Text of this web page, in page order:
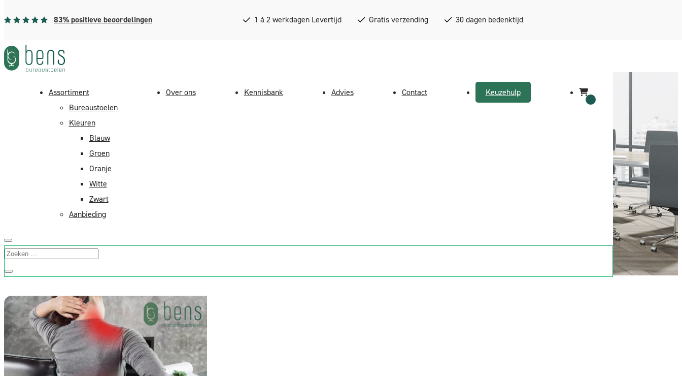
83% positieve beoordelingen 1 á 2 werkdagen Levertijd Gratis verzending 30 dagen bedenktijd
Assortiment
Bureaustoelen
Kleuren
Blauw
Groen
Oranje
Witte
Zwart
Aanbieding
Over ons Kennisbank Advies Contact Keuzehulp
Kennisbank